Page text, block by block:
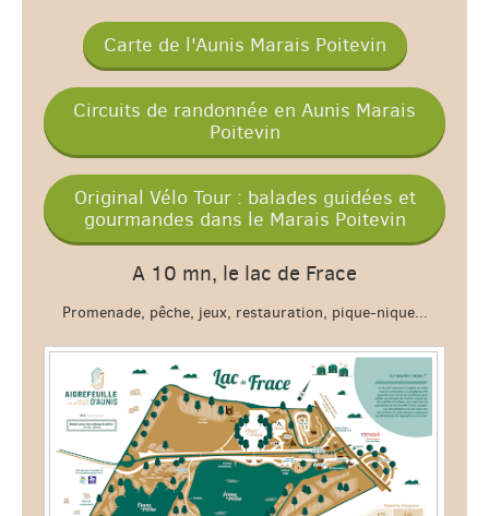
Carte de l'Aunis Marais Poitevin
Circuits de randonnée en Aunis Marais
Poitevin
Original Vélo Tour : balades guidées et
gourmandes dans le Marais Poitevin
A 10 mn, le lac de Frace
Promenade, pêche, jeux, restauration, pique-nique...